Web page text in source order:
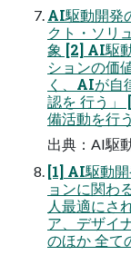
AI駆動開発
クト・ソリ
象 [2] AI駆
ションの価
く、AIが自
認を 行う」
備活動を行う
出典：AI駆
[1] AI駆動
ョンに関わ
人最適にさ
ア、デザイ
のほか 全て